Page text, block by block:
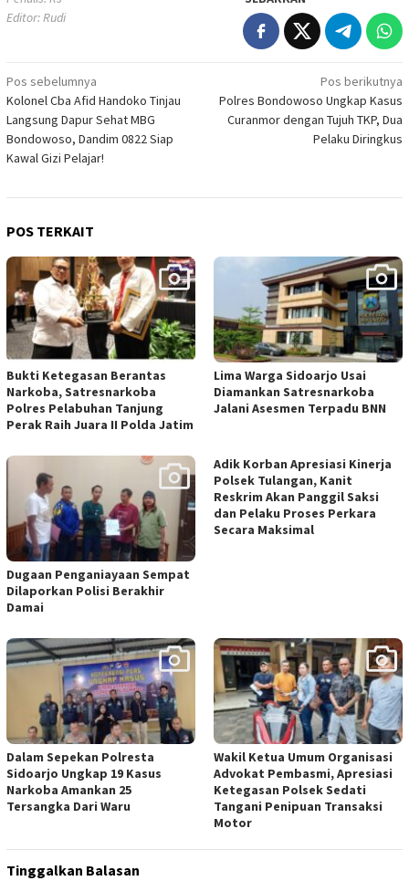
Editor: Rudi
Navigasi
pos
Pos sebelumnya
Kolonel Cba Afid Handoko Tinjau
Langsung Dapur Sehat MBG
Bondowoso, Dandim 0822 Siap
Kawal Gizi Pelajar!
Pos berikutnya
Polres Bondowoso Ungkap Kasus
Curanmor dengan Tujuh TKP, Dua
Pelaku Diringkus
POS TERKAIT
Bukti Ketegasan Berantas
Narkoba, Satresnarkoba
Polres Pelabuhan Tanjung
Perak Raih Juara II Polda Jatim
Lima Warga Sidoarjo Usai
Diamankan Satresnarkoba
Jalani Asesmen Terpadu BNN
Dugaan Penganiayaan Sempat
Dilaporkan Polisi Berakhir
Damai
Adik Korban Apresiasi Kinerja
Polsek Tulangan, Kanit
Reskrim Akan Panggil Saksi
dan Pelaku Proses Perkara
Secara Maksimal
Dalam Sepekan Polresta
Sidoarjo Ungkap 19 Kasus
Narkoba Amankan 25
Tersangka Dari Waru
Wakil Ketua Umum Organisasi
Advokat Pembasmi, Apresiasi
Ketegasan Polsek Sedati
Tangani Penipuan Transaksi
Motor
Tinggalkan Balasan